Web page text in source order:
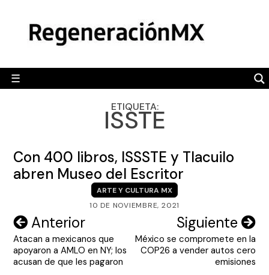
content
☰
POLÍTICA
CAMALEÓN
OPINIÓN
ENGLISH SECTION
VIDEOS
ETIQUETA:
ISSTE
Con 400 libros, ISSSTE y Tlacuilo
abren Museo del Escritor
ARTE Y CULTURA MX
10 DE NOVIEMBRE, 2021
Navegación
de
entradas
Anterior
Atacan a mexicanos que
apoyaron a AMLO en NY; los
acusan de que les pagaron
Siguiente
México se compromete en la
COP26 a vender autos cero
emisiones